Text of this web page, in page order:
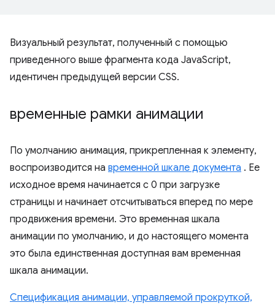
Визуальный результат, полученный с помощью
приведенного выше фрагмента кода JavaScript,
идентичен предыдущей версии CSS.
временные рамки анимации
По умолчанию анимация, прикрепленная к элементу,
воспроизводится на временной шкале документа . Ее
исходное время начинается с 0 при загрузке
страницы и начинает отсчитываться вперед по мере
продвижения времени. Это временная шкала
анимации по умолчанию, и до настоящего момента
это была единственная доступная вам временная
шкала анимации.
Спецификация анимации, управляемой прокруткой,